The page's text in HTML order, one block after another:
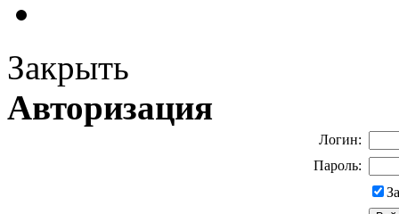
Закрыть
Авторизация
Логин:
Пароль: